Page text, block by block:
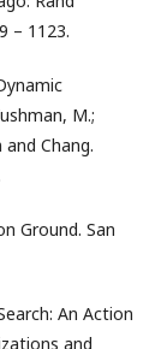
– 1123.
M.;
Chang.
Ground. San
An Action
and